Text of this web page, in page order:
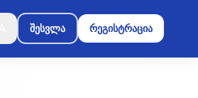
შესვლა რეგისტრაცია